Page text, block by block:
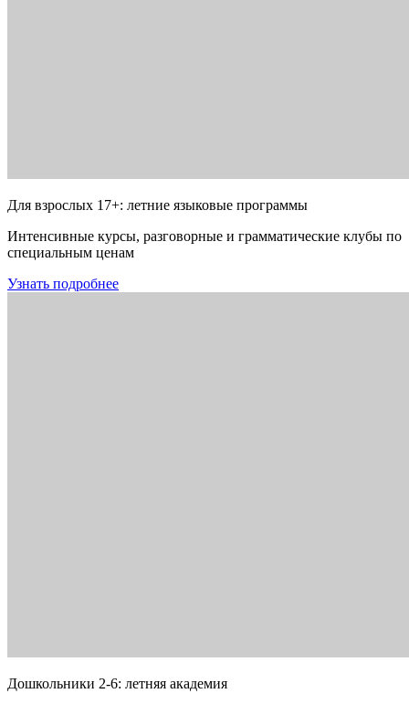
Для взрослых 17+: летние языковые программы
Интенсивные курсы, разговорные и грамматические клубы по
специальным ценам
Узнать подробнее
Дошкольники 2-6: летняя академия